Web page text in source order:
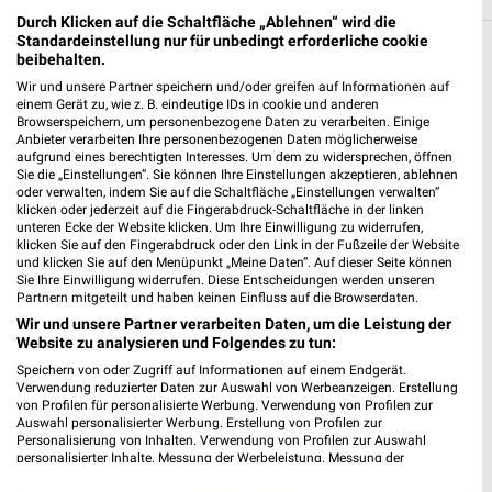
Weitere EURONICS Geschäfte mit
Angeboten in und um Hildesheim
5 Geschäfte und Orte
EURONICS Dageförde
An der Pauluskirche 8
31137 Hildesheim
240,21 km
EURONICS Angebote in Söhlde Ot. Nettlingen
Söhlde Ot. Nettlingen, Deutschland
218,57 km
Durch Klicken auf die Schaltfläche „Ablehnen“ wird die
Standardeinstellung nur für unbedingt erforderliche cookie
beibehalten.
Wir und unsere Partner speichern und/oder greifen auf Informationen auf
einem Gerät zu, wie z. B. eindeutige IDs in cookie und anderen
Browserspeichern, um personenbezogene Daten zu verarbeiten. Einige
Anbieter verarbeiten Ihre personenbezogenen Daten möglicherweise
aufgrund eines berechtigten Interesses. Um dem zu widersprechen, öffnen
Sie die „Einstellungen“. Sie können Ihre Einstellungen akzeptieren, ablehnen
oder verwalten, indem Sie auf die Schaltfläche „Einstellungen verwalten“
klicken oder jederzeit auf die Fingerabdruck-Schaltfläche in der linken
unteren Ecke der Website klicken. Um Ihre Einwilligung zu widerrufen,
klicken Sie auf den Fingerabdruck oder den Link in der Fußzeile der Website
und klicken Sie auf den Menüpunkt „Meine Daten“. Auf dieser Seite können
Sie Ihre Einwilligung widerrufen. Diese Entscheidungen werden unseren
Partnern mitgeteilt und haben keinen Einfluss auf die Browserdaten.
Wir und unsere Partner verarbeiten Daten, um die Leistung der
Website zu analysieren und Folgendes zu tun:
Speichern von oder Zugriff auf Informationen auf einem Endgerät.
Verwendung reduzierter Daten zur Auswahl von Werbeanzeigen. Erstellung
von Profilen für personalisierte Werbung. Verwendung von Profilen zur
Auswahl personalisierter Werbung. Erstellung von Profilen zur
Personalisierung von Inhalten. Verwendung von Profilen zur Auswahl
personalisierter Inhalte. Messung der Werbeleistung. Messung der